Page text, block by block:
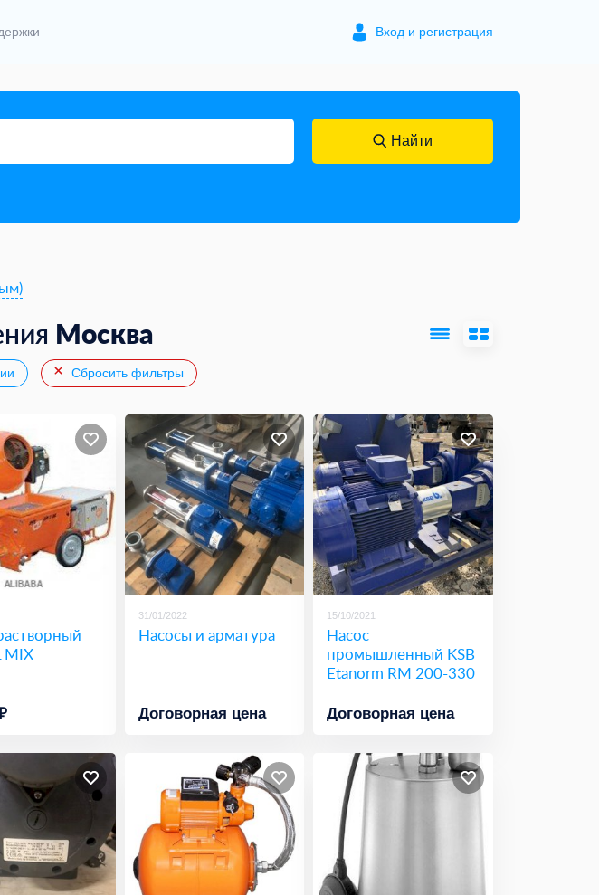
Вход и регистрация
Найти
Москва
Сбросить фильтры
MIX
31/01/2022
Насосы и арматура
Договорная цена
15/10/2021
Насос
промышленный KSB
Etanorm RM 200-330
Договорная цена